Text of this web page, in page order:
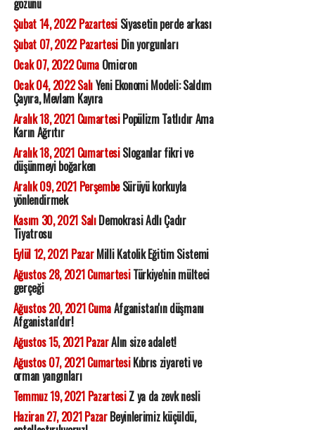
gözünü
Şubat 14, 2022 PazartesiSiyasetin perde arkası
Şubat 07, 2022 PazartesiDin yorgunları
Ocak 07, 2022 CumaOmicron
Ocak 04, 2022 SalıYeni Ekonomi Modeli: Saldım
Çayıra, Mevlam Kayıra
Aralık 18, 2021 CumartesiPopülizm Tatlıdır Ama
Karın Ağrıtır
Aralık 18, 2021 CumartesiSloganlar fikri ve
düşünmeyi boğarken
Aralık 09, 2021 PerşembeSürüyü korkuyla
yönlendirmek
Kasım 30, 2021 SalıDemokrasi Adlı Çadır
Tiyatrosu
Eylül 12, 2021 PazarMilli Katolik Eğitim Sistemi
Ağustos 28, 2021 CumartesiTürkiye'nin mülteci
gerçeği
Ağustos 20, 2021 CumaAfganistan'ın düşmanı
Afganistan'dır!
Ağustos 15, 2021 PazarAlın size adalet!
Ağustos 07, 2021 CumartesiKıbrıs ziyareti ve
orman yangınları
Temmuz 19, 2021 PazartesiZ ya da zevk nesli
Haziran 27, 2021 PazarBeyinlerimiz küçüldü,